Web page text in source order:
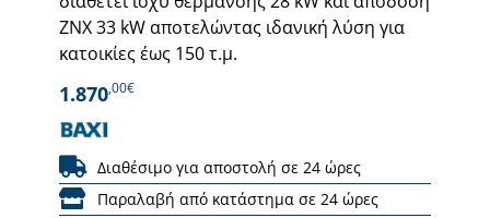
ΖΝΧ 33 kW αποτελώντας ιδανική λύση για
κατοικίες έως 150 τ.μ.
1.870,00€
Διαθέσιμο για αποστολή σε 24 ώρες
Παραλαβή από κατάστημα σε 24 ώρες